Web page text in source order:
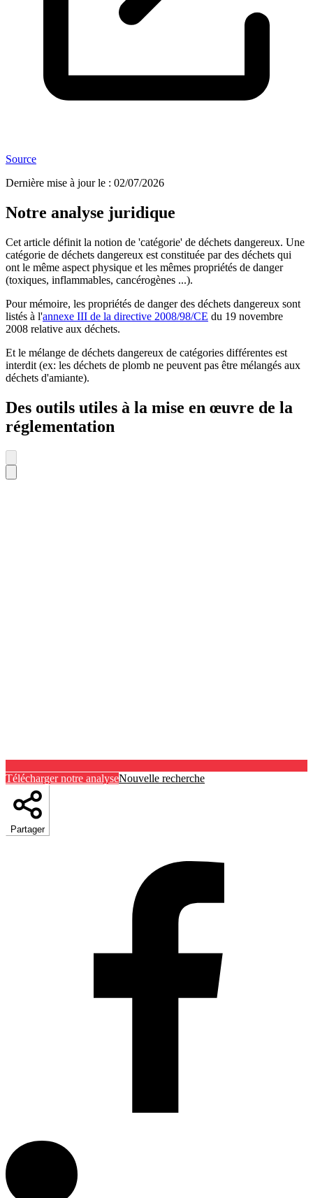
Source
Dernière mise à jour le : 02/07/2026
Notre analyse juridique
Cet article définit la notion de 'catégorie' de déchets dangereux. Une
catégorie de déchets dangereux est constituée par des déchets qui
ont le même aspect physique et les mêmes propriétés de danger
(toxiques, inflammables, cancérogènes ...).
Pour mémoire, les propriétés de danger des déchets dangereux sont
listés à l'annexe III de la directive 2008/98/CE du 19 novembre
2008 relative aux déchets.
Et le mélange de déchets dangereux de catégories différentes est
interdit (ex: les déchets de plomb ne peuvent pas être mélangés aux
déchets d'amiante).
Des outils utiles à la mise en œuvre de la
réglementation
Télécharger notre analyseNouvelle recherche
Partager